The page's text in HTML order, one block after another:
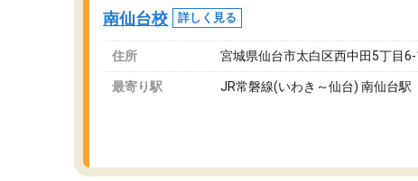
南仙台校 詳しく見る
住所 宮城県仙台市太白区西中田5丁目
最寄り駅 JR常磐線(いわき～仙台) 南仙台駅